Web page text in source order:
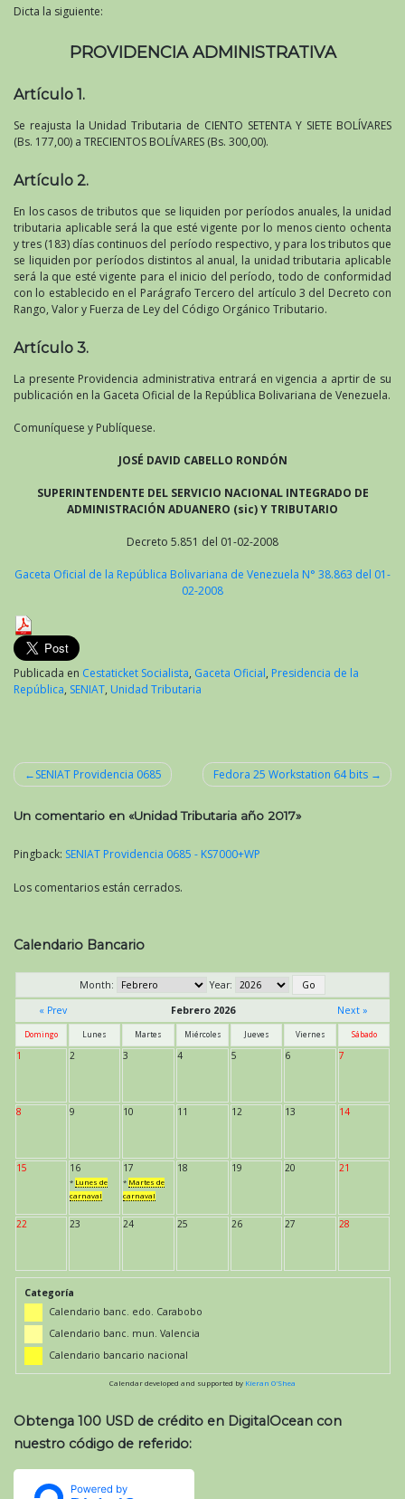
Dicta la siguiente:
PROVIDENCIA ADMINISTRATIVA
Artículo 1.
Se reajusta la Unidad Tributaria de CIENTO SETENTA Y SIETE BOLÍVARES
(Bs. 177,00) a TRECIENTOS BOLÍVARES (Bs. 300,00).
Artículo 2.
En los casos de tributos que se liquiden por períodos anuales, la unidad
tributaria aplicable será la que esté vigente por lo menos ciento ochenta
y tres (183) días continuos del período respectivo, y para los tributos que
se liquiden por períodos distintos al anual, la unidad tributaria aplicable
será la que esté vigente para el inicio del período, todo de conformidad
con lo establecido en el Parágrafo Tercero del artículo 3 del Decreto con
Rango, Valor y Fuerza de Ley del Código Orgánico Tributario.
Artículo 3.
La presente Providencia administrativa entrará en vigencia a aprtir de su
publicación en la Gaceta Oficial de la República Bolivariana de Venezuela.
Comuníquese y Publíquese.
JOSÉ DAVID CABELLO RONDÓN
SUPERINTENDENTE DEL SERVICIO NACIONAL INTEGRADO DE
ADMINISTRACIÓN ADUANERO (sic) Y TRIBUTARIO
Decreto 5.851 del 01-02-2008
Gaceta Oficial de la República Bolivariana de Venezuela N° 38.863 del 01-
02-2008
Publicada en Cestaticket Socialista, Gaceta Oficial, Presidencia de la
República, SENIAT, Unidad Tributaria
de
entradas
SENIAT Providencia 0685 Fedora 25 Workstation 64 bits
Un comentario en «Unidad Tributaria año 2017»
Pingback: SENIAT Providencia 0685 - KS7000+WP
Los comentarios están cerrados.
Calendario Bancario
Month:
Year:
« Prev
Febrero 2026 Next »
Domingo Lunes Martes Miércoles Jueves Viernes Sábado
1 2 3 4 5 6 7
8 9 10 11 12 13 14
15 16
* Lunes de
carnaval
17
* Martes de
carnaval
18 19 20 21
22 23 24 25 26 27 28
Categoría
Calendario banc. edo. Carabobo
Calendario banc. mun. Valencia
Calendario bancario nacional
Calendar developed and supported by Kieran O'Shea
Obtenga 100 USD de crédito en DigitalOcean con
nuestro código de referido: